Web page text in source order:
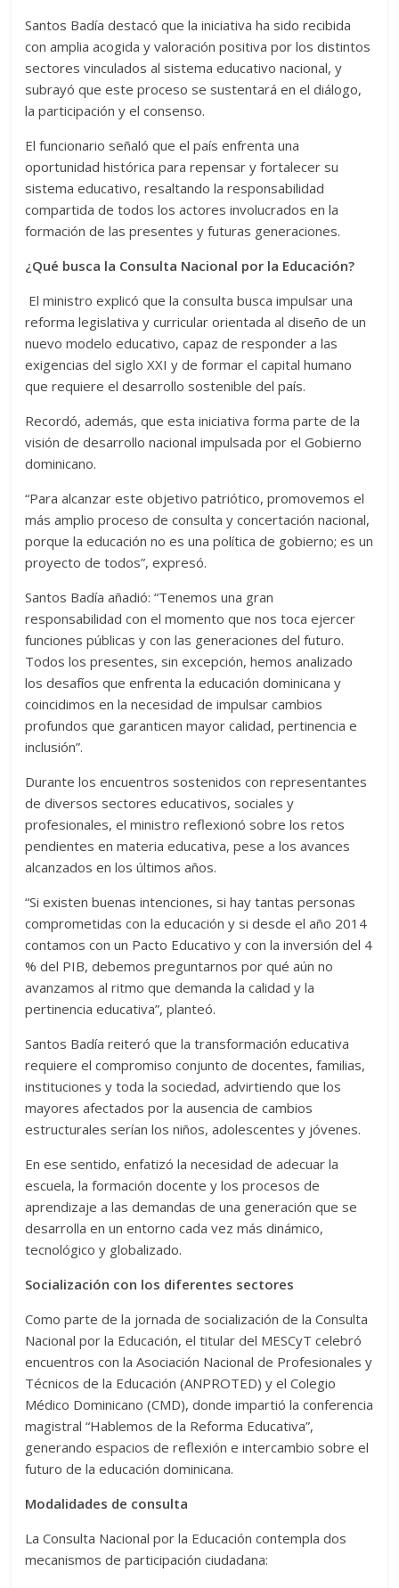
Santos Badía destacó que la iniciativa ha sido recibida
con amplia acogida y valoración positiva por los distintos
sectores vinculados al sistema educativo nacional, y
subrayó que este proceso se sustentará en el diálogo,
la participación y el consenso.
El funcionario señaló que el país enfrenta una
oportunidad histórica para repensar y fortalecer su
sistema educativo, resaltando la responsabilidad
compartida de todos los actores involucrados en la
formación de las presentes y futuras generaciones.
¿Qué busca la Consulta Nacional por la Educación?
El ministro explicó que la consulta busca impulsar una
reforma legislativa y curricular orientada al diseño de un
nuevo modelo educativo, capaz de responder a las
exigencias del siglo XXI y de formar el capital humano
que requiere el desarrollo sostenible del país.
Recordó, además, que esta iniciativa forma parte de la
visión de desarrollo nacional impulsada por el Gobierno
dominicano.
“Para alcanzar este objetivo patriótico, promovemos el
más amplio proceso de consulta y concertación nacional,
porque la educación no es una política de gobierno; es un
proyecto de todos”, expresó.
Santos Badía añadió: “Tenemos una gran
responsabilidad con el momento que nos toca ejercer
funciones públicas y con las generaciones del futuro.
Todos los presentes, sin excepción, hemos analizado
los desafíos que enfrenta la educación dominicana y
coincidimos en la necesidad de impulsar cambios
profundos que garanticen mayor calidad, pertinencia e
inclusión”.
Durante los encuentros sostenidos con representantes
de diversos sectores educativos, sociales y
profesionales, el ministro reflexionó sobre los retos
pendientes en materia educativa, pese a los avances
alcanzados en los últimos años.
“Si existen buenas intenciones, si hay tantas personas
comprometidas con la educación y si desde el año 2014
contamos con un Pacto Educativo y con la inversión del 4
% del PIB, debemos preguntarnos por qué aún no
avanzamos al ritmo que demanda la calidad y la
pertinencia educativa”, planteó.
Santos Badía reiteró que la transformación educativa
requiere el compromiso conjunto de docentes, familias,
instituciones y toda la sociedad, advirtiendo que los
mayores afectados por la ausencia de cambios
estructurales serían los niños, adolescentes y jóvenes.
En ese sentido, enfatizó la necesidad de adecuar la
escuela, la formación docente y los procesos de
aprendizaje a las demandas de una generación que se
desarrolla en un entorno cada vez más dinámico,
tecnológico y globalizado.
Socialización con los diferentes sectores
Como parte de la jornada de socialización de la Consulta
Nacional por la Educación, el titular del MESCyT celebró
encuentros con la Asociación Nacional de Profesionales y
Técnicos de la Educación (ANPROTED) y el Colegio
Médico Dominicano (CMD), donde impartió la conferencia
magistral “Hablemos de la Reforma Educativa”,
generando espacios de reflexión e intercambio sobre el
futuro de la educación dominicana.
Modalidades de consulta
La Consulta Nacional por la Educación contempla dos
mecanismos de participación ciudadana: